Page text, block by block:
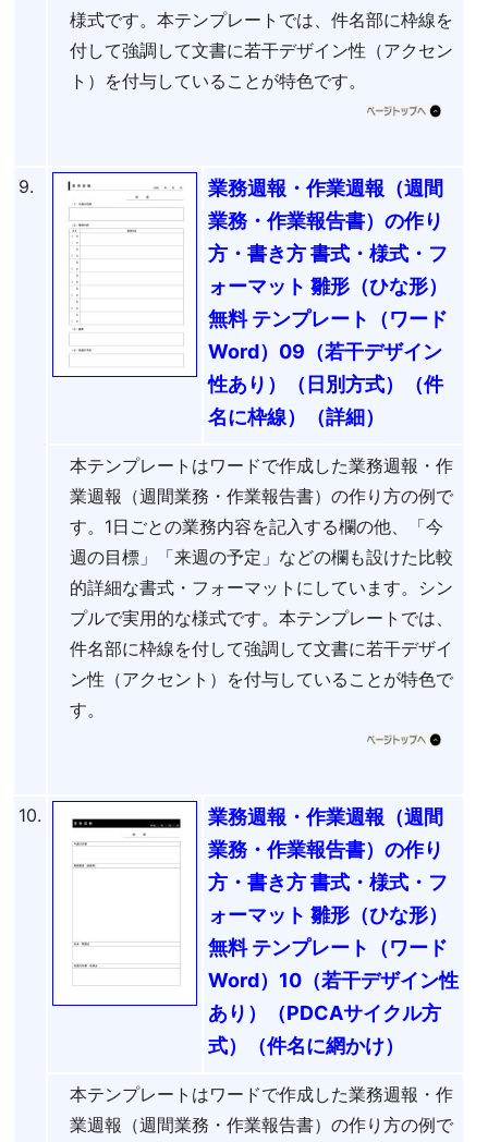
様式です。本テンプレートでは、件名部に枠線を
付して強調して文書に若干デザイン性（アクセン
ト）を付与していることが特色です。
9.
業務週報・作業週報（週間
業務・作業報告書）の作り
方・書き方 書式・様式・フ
ォーマット 雛形（ひな形）
無料 テンプレート（ワード
Word）09（若干デザイン
性あり）（日別方式）（件
名に枠線）（詳細）
本テンプレートはワードで作成した業務週報・作
業週報（週間業務・作業報告書）の作り方の例で
す。1日ごとの業務内容を記入する欄の他、「今
週の目標」「来週の予定」などの欄も設けた比較
的詳細な書式・フォーマットにしています。シン
プルで実用的な様式です。本テンプレートでは、
件名部に枠線を付して強調して文書に若干デザイ
ン性（アクセント）を付与していることが特色で
す。
10.
業務週報・作業週報（週間
業務・作業報告書）の作り
方・書き方 書式・様式・フ
ォーマット 雛形（ひな形）
無料 テンプレート（ワード
Word）10（若干デザイン性
あり）（PDCAサイクル方
式）（件名に網かけ）
本テンプレートはワードで作成した業務週報・作
業週報（週間業務・作業報告書）の作り方の例で